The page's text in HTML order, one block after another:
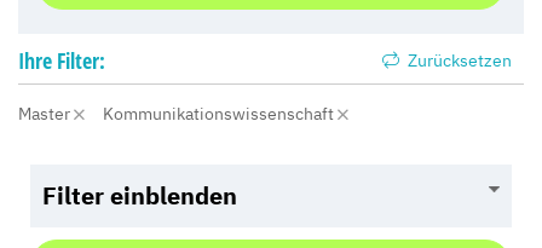
Ihre Filter: Zurücksetzen
Master Kommunikationswissenschaft
Filter einblenden